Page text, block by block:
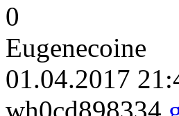
0
Eugenecoine
01.04.2017
wh0cd898334